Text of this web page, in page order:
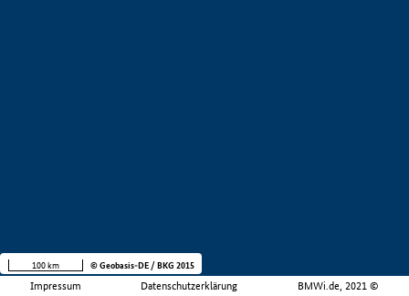
Impressum Datenschutzerklärung BMWi.de, 2021 ©
100 km © Geobasis-DE / BKG 2015